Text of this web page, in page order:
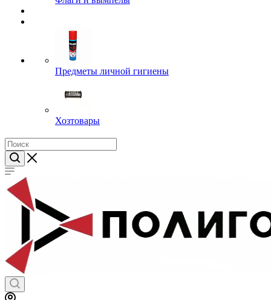
Предметы личной гигиены
Хозтовары